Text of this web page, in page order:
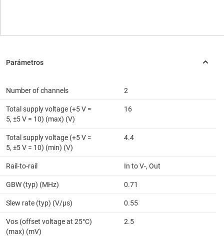
Number of channels 2
Total supply voltage (+5 V =
5, ±5 V = 10) (max) (V)
16
Total supply voltage (+5 V =
5, ±5 V = 10) (min) (V)
4.4
Rail-to-rail In to V-, Out
GBW (typ) (MHz) 0.71
Slew rate (typ) (V/µs) 0.55
Vos (offset voltage at 25°C)
(max) (mV)
2.5